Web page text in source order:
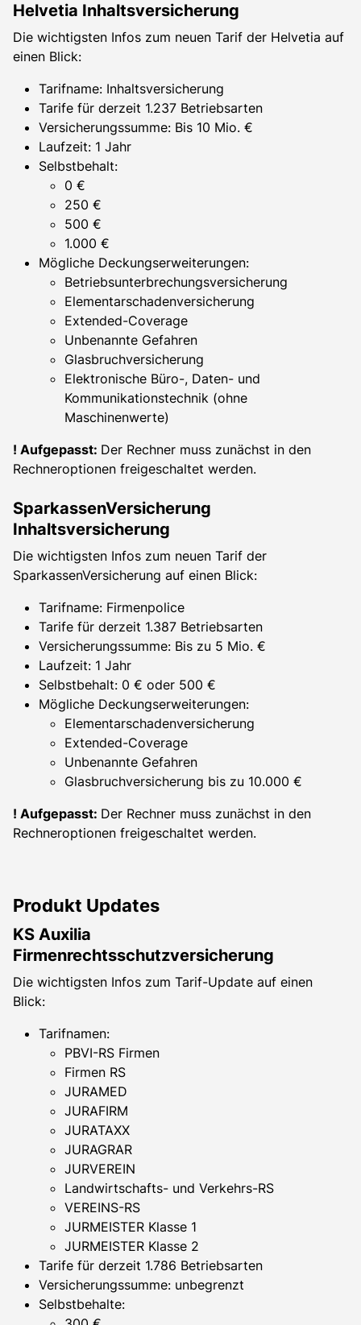
Helvetia Inhaltsversicherung
Die wichtigsten Infos zum neuen Tarif der Helvetia auf
einen Blick:
Tarifname: Inhaltsversicherung
Tarife für derzeit 1.237 Betriebsarten
Versicherungssumme: Bis 10 Mio. €
Laufzeit: 1 Jahr
Selbstbehalt:
0 €
250 €
500 €
1.000 €
Mögliche Deckungserweiterungen:
Betriebsunterbrechungsversicherung
Elementarschadenversicherung
Extended-Coverage
Unbenannte Gefahren
Glasbruchversicherung
Elektronische Büro-, Daten- und
Kommunikationstechnik (ohne
Maschinenwerte)
! Aufgepasst: Der Rechner muss zunächst in den
Rechneroptionen freigeschaltet werden.
SparkassenVersicherung
Inhaltsversicherung
Die wichtigsten Infos zum neuen Tarif der
SparkassenVersicherung auf einen Blick:
Tarifname: Firmenpolice
Tarife für derzeit 1.387 Betriebsarten
Versicherungssumme: Bis zu 5 Mio. €
Laufzeit: 1 Jahr
Selbstbehalt: 0 € oder 500 €
Mögliche Deckungserweiterungen:
Elementarschadenversicherung
Extended-Coverage
Unbenannte Gefahren
Glasbruchversicherung bis zu 10.000 €
! Aufgepasst: Der Rechner muss zunächst in den
Rechneroptionen freigeschaltet werden.
Produkt Updates
KS Auxilia
Firmenrechtsschutzversicherung
Die wichtigsten Infos zum Tarif-Update auf einen
Blick:
Tarifnamen:
PBVI-RS Firmen
Firmen RS
JURAMED
JURAFIRM
JURATAXX
JURAGRAR
JURVEREIN
Landwirtschafts- und Verkehrs-RS
VEREINS-RS
JURMEISTER Klasse 1
JURMEISTER Klasse 2
Tarife für derzeit 1.786 Betriebsarten
Versicherungssumme: unbegrenzt
Selbstbehalte: